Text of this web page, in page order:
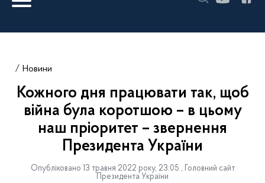
Новини
Кожного дня працювати так, щоб
війна була коротшою – в цьому
наш пріоритет – звернення
Президента України
Опубліковано 13 травня 2022 року, 23:05 , Головний сайт
Президента України